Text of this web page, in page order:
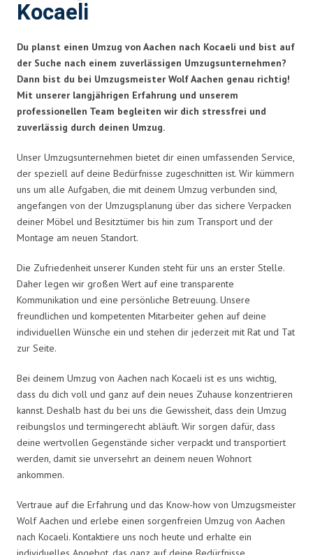
Kocaeli
Du planst einen Umzug von Aachen nach Kocaeli und bist auf
der Suche nach einem zuverlässigen Umzugsunternehmen?
Dann bist du bei Umzugsmeister Wolf Aachen genau richtig!
Mit unserer langjährigen Erfahrung und unserem
professionellen Team begleiten wir dich stressfrei und
zuverlässig durch deinen Umzug.
Unser Umzugsunternehmen bietet dir einen umfassenden Service,
der speziell auf deine Bedürfnisse zugeschnitten ist. Wir kümmern
uns um alle Aufgaben, die mit deinem Umzug verbunden sind,
angefangen von der Umzugsplanung über das sichere Verpacken
deiner Möbel und Besitztümer bis hin zum Transport und der
Montage am neuen Standort.
Die Zufriedenheit unserer Kunden steht für uns an erster Stelle.
Daher legen wir großen Wert auf eine transparente
Kommunikation und eine persönliche Betreuung. Unsere
freundlichen und kompetenten Mitarbeiter gehen auf deine
individuellen Wünsche ein und stehen dir jederzeit mit Rat und Tat
zur Seite.
Bei deinem Umzug von Aachen nach Kocaeli ist es uns wichtig,
dass du dich voll und ganz auf dein neues Zuhause konzentrieren
kannst. Deshalb hast du bei uns die Gewissheit, dass dein Umzug
reibungslos und termingerecht abläuft. Wir sorgen dafür, dass
deine wertvollen Gegenstände sicher verpackt und transportiert
werden, damit sie unversehrt an deinem neuen Wohnort
ankommen.
Vertraue auf die Erfahrung und das Know-how von Umzugsmeister
Wolf Aachen und erlebe einen sorgenfreien Umzug von Aachen
nach Kocaeli. Kontaktiere uns noch heute und erhalte ein